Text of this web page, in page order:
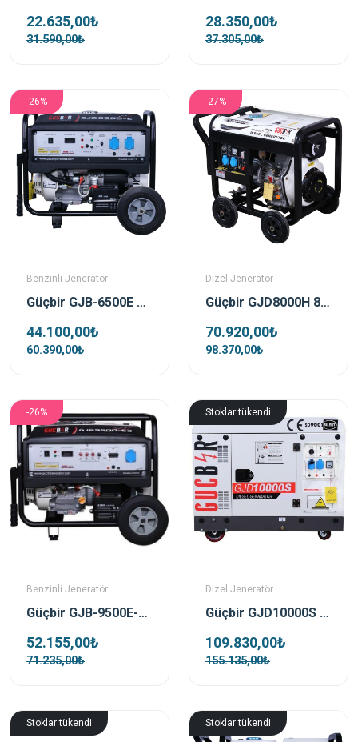
22.635,00₺
31.590,00₺
28.350,00₺
37.305,00₺
-26%
Benzinli Jeneratör
Güçbir GJB-6500E Benzinli Portatif Jeneratör
44.100,00₺
60.390,00₺
-27%
Dizel Jeneratör
Güçbir GJD8000H 8 Kva Açik Tip Dizel Marşli Portatif Jeneratör
70.920,00₺
98.370,00₺
-26%
Benzinli Jeneratör
Güçbir GJB-9500E-3 Benzinli Portatif Trifaze Jeneratör
52.155,00₺
71.235,00₺
Stoklar tükendi
Dizel Jeneratör
Güçbir GJD10000S Dizel 10 Kva Monofaze Jeneratör Seti
109.830,00₺
155.135,00₺
Stoklar tükendi Stoklar tükendi